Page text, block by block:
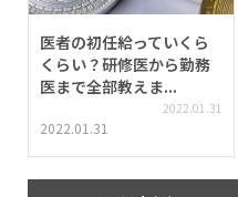
医者の初任給っていくら
くらい？研修医から勤務
医まで全部教えま...
2022.01.31
2022.01.31